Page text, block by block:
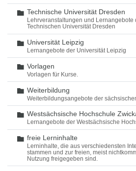
Ordner
Technische Universität Dresden
Lehrveranstaltungen und Lernangebote
Technischen Universität Dresden
Ordner
Universität Leipzig
Lernangebote der Universität Leipzig
Ordner
Vorlagen
Vorlagen für Kurse.
Ordner
Weiterbildung
Weiterbildungsangebote der
Ordner
Westsächsische Hochschule
Lernangebote der Westsächsische
Ordner
freie Lerninhalte
Lerninhalte, die aus verschiedensten
stammen und zur freien, meist
Nutzung freigegeben sind.